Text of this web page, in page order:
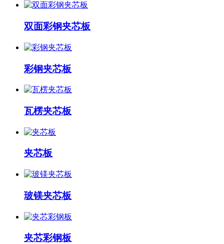
双面彩钢夹芯板
彩钢夹芯板
瓦楞夹芯板
夹芯板
玻镁夹芯板
夹芯彩钢板